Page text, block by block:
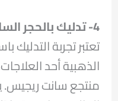
4- تدليك بالحجر الساخن بالذهب
تعتبر تجربة التدليك
الذهبية أحد
منتجع سانت ريجيس.